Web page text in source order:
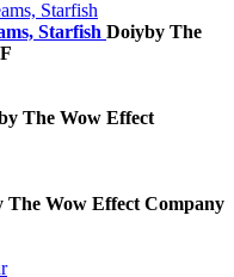
Starfish Doiyby The
The Wow Effect
The Wow Effect Company